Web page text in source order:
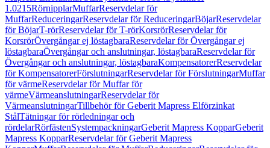
1.0215RörnipplarMuffarReservdelar för
MuffarReduceringarReservdelar för ReduceringarBöjarReservdelar
för BöjarT-rörReservdelar för T-rörKorsrörReservdelar för
KorsrörÖvergångar ej löstagbaraReservdelar för Övergångar ej
löstagbaraÖvergångar och anslutningar, löstagbaraReservdelar för
Övergångar och anslutningar, löstagbaraKompensatorerReservdelar
för KompensatorerFörslutningarReservdelar för FörslutningarMuffar
för värmeReservdelar för Muffar för
värmeVärmeanslutningarReservdelar för
VärmeanslutningarTillbehör för Geberit Mapress Elförzinkat
StålTätningar för rörledningar och
rördelarRörfästenSystempackningarGeberit Mapress KopparGeberit
Mapress KopparReservdelar för Geberit Mapress